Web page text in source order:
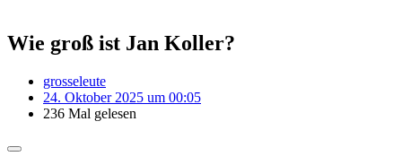
Wie groß ist Jan Koller?
grosseleute
24. Oktober 2025 um 00:05
236 Mal gelesen